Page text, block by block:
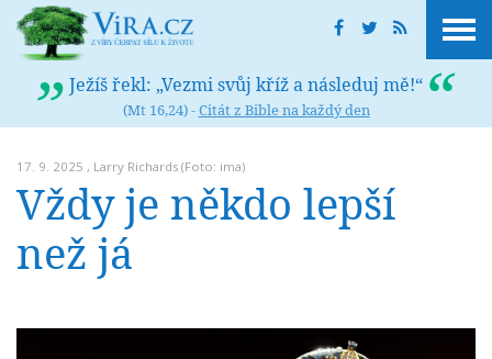
Ježíš řekl: „Vezmi svůj kříž a následuj mě!“
(Mt 16,24) -Citát z Bible na každý den
17. 9. 2025 , Larry Richards (Foto: ima)
Vždy je někdo lepší
než já